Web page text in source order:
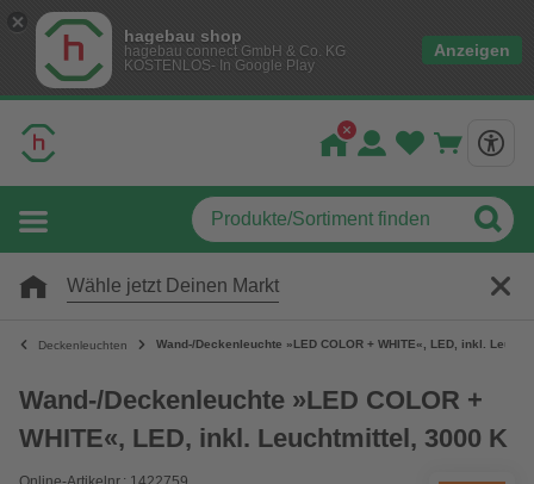
hagebau shop
hagebau connect GmbH & Co. KG
KOSTENLOS- In Google Play
Anzeigen
Wähle jetzt Deinen Markt
Deckenleuchten Wand-/Deckenleuchte »LED COLOR + WHITE«, LED, inkl.
Wand-/Deckenleuchte »LED COLOR +
WHITE«, LED, inkl. Leuchtmittel, 3000 K